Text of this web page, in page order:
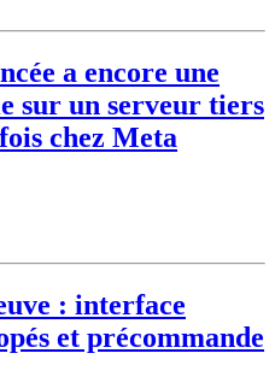
a encore une
sur un serveur tiers
chez Meta
: interface
et précommande